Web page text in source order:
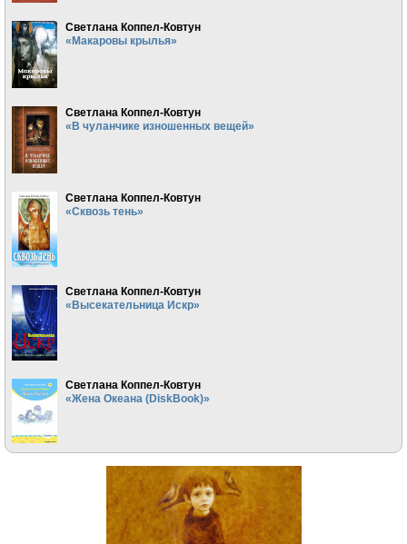
Светлана Коппел-Ковтун
«Макаровы крылья»
Светлана Коппел-Ковтун
«В чуланчике изношенных вещей»
Светлана Коппел-Ковтун
«Сквозь тень»
Светлана Коппел-Ковтун
«Высекательница Искр»
Светлана Коппел-Ковтун
«Жена Океана (DiskBook)»